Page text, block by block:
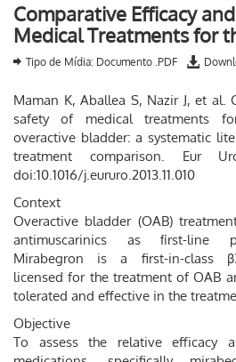
Comparative Efficacy
Medical Treatments for
Tipo de Mídia: Documento .PDF
Maman K, Aballea S, Nazir J, et al.
safety of medical treatments
overactive bladder: a systematic
treatment comparison. Eur
doi:10.1016/j.eururo.2013.11.010
Context
Overactive bladder (OAB)
antimuscarinics as ﬁrst-line
Mirabegron is a first-in-class
licensed for the treatment of OAB
tolerated and effective in the
Objective
To assess the relative efficacy